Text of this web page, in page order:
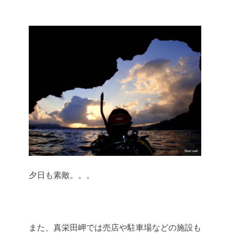
夕日も素敵。。。
また、真栄田岬では売店や駐車場などの施設も